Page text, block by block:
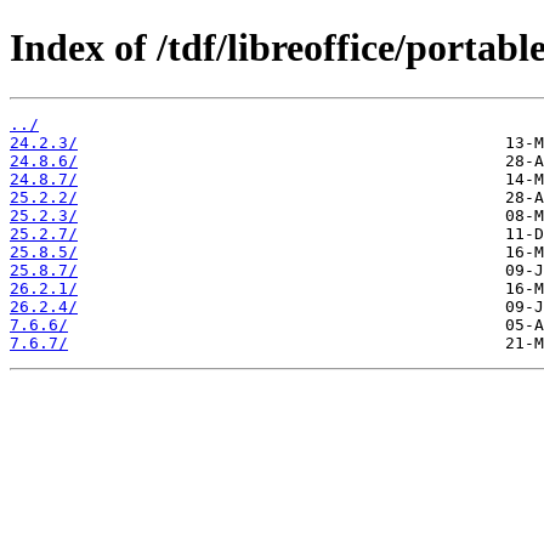
Index of /tdf/libreoffice/
../
24.2.3/
24.8.6/
24.8.7/
25.2.2/
25.2.3/
25.2.7/
25.8.5/
25.8.7/
26.2.1/
26.2.4/
7.6.6/
7.6.7/